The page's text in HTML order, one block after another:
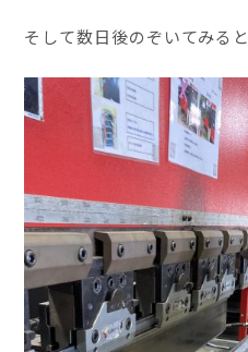
そして数日後のぞいてみると